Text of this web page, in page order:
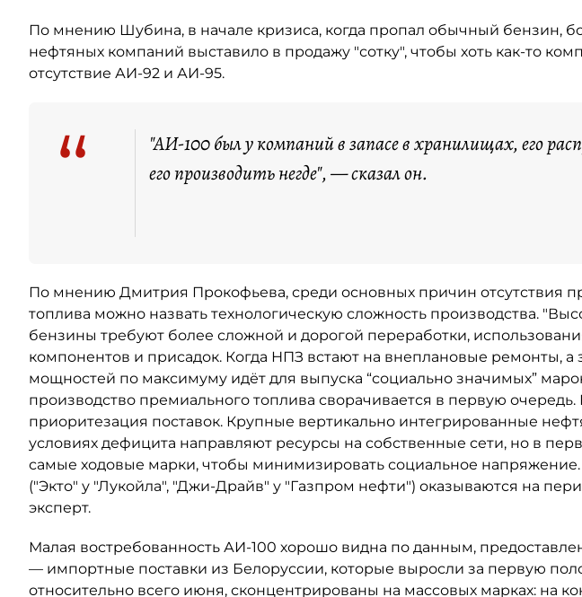
По мнению Шубина, в начале кризиса, когда пропал обычный бензин,
нефтяных компаний выставило в продажу "сотку", чтобы хоть как-то
отсутствие АИ-92 и АИ-95.
“
"АИ-100 был у компаний в запасе в хранилищах, его
его производить негде", — сказал он.
По мнению Дмитрия Прокофьева, среди основных причин отсутствия
топлива можно назвать технологическую сложность производства.
бензины требуют более сложной и дорогой переработки,
компонентов и присадок. Когда НПЗ встают на внеплановые ремонты, а
мощностей по максимуму идёт для выпуска “социально значимых”
производство премиального топлива сворачивается в первую очередь.
приоритезация поставок. Крупные вертикально интегрированные
условиях дефицита направляют ресурсы на собственные сети, но в
самые ходовые марки, чтобы минимизировать социальное
("Экто" у "Лукойла", "Джи-Драйв" у "Газпром нефти") оказываются на
эксперт.
Малая востребованность АИ-100 хорошо видна по данным,
— импортные поставки из Белоруссии, которые выросли за первую
относительно всего июня, сконцентрированы на массовых марках: на